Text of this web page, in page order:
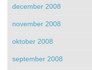
december 2008
november 2008
oktober 2008
september 2008